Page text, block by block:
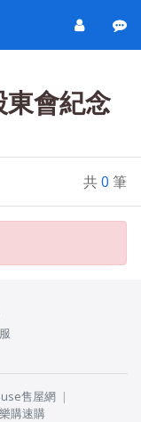
會紀念
共0 筆
售屋網
樂購速購